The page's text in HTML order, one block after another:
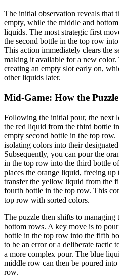
The initial observation reveals that
empty, while the middle and
liquids. The most strategic first
the second bottle in the top row
This action immediately clears the
making it available for a new
creating an empty slot early on,
other liquids later.
Mid-Game: How the
Following the initial pour, the next
the red liquid from the third bottle
empty second bottle in the top row.
isolating colors into their
Subsequently, you can pour the
in the top row into the third bottle
places the orange liquid, freeing
transfer the yellow liquid from the
fourth bottle in the top row. This
top row with sorted colors.
The puzzle then shifts to
bottom rows. A key move is to
bottle in the top row into the fifth
to be an error or a deliberate tactic
a more complex pour. The blue
middle row can then be poured
row.